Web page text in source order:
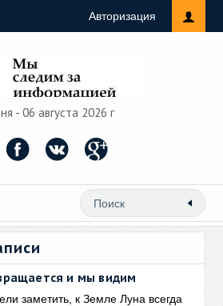
Авторизация
- 06 августа 2026 г
и мы видим
заметить, к Земле Луна всегда